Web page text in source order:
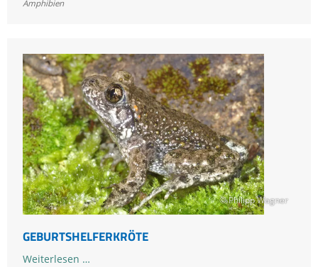
Amphibien
© Philipp Wagner
GEBURTSHELFERKRÖTE
Weiterlesen …Geburtshelferkröte